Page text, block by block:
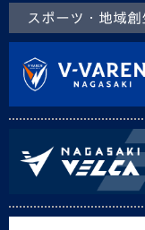
スポーツ・地域創